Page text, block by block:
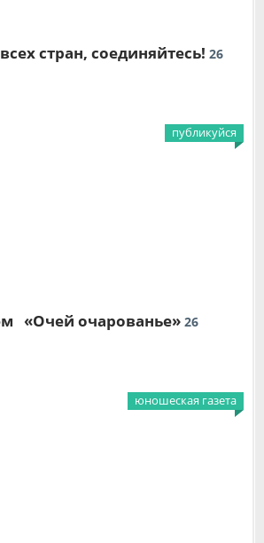
стран, соединяйтесь! 26
публикуйся
«Очей очарованье» 26
юношеская газета